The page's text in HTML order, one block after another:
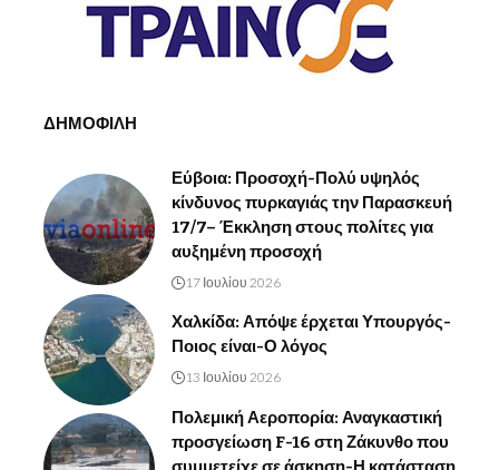
ΔΗΜΟΦΙΛΗ
Εύβοια: Προσοχή-Πολύ υψηλός
κίνδυνος πυρκαγιάς την Παρασκευή
17/7– Έκκληση στους πολίτες για
αυξημένη προσοχή
17 Ιουλίου 2026
Χαλκίδα: Απόψε έρχεται Υπουργός-
Ποιος είναι-Ο λόγος
13 Ιουλίου 2026
Πολεμική Αεροπορία: Αναγκαστική
προσγείωση F-16 στη Ζάκυνθο που